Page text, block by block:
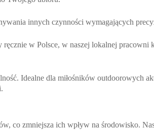
innych czynności wymagających
ręcznie w Polsce, w naszej lokalnej
Idealne dla miłośników outdoorowych
co zmniejsza ich wpływ na środowisko.